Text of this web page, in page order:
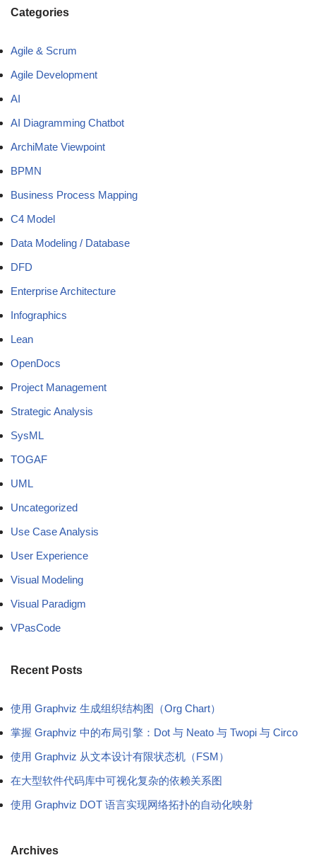
Categories
Agile & Scrum
Agile Development
AI
AI Diagramming Chatbot
ArchiMate Viewpoint
BPMN
Business Process Mapping
C4 Model
Data Modeling / Database
DFD
Enterprise Architecture
Infographics
Lean
OpenDocs
Project Management
Strategic Analysis
SysML
TOGAF
UML
Uncategorized
Use Case Analysis
User Experience
Visual Modeling
Visual Paradigm
VPasCode
Recent Posts
使用 Graphviz 生成组织结构图（Org Chart）
掌握 Graphviz 中的布局引擎：Dot 与 Neato 与 Twopi 与 Circo
使用 Graphviz 从文本设计有限状态机（FSM）
在大型软件代码库中可视化复杂的依赖关系图
使用 Graphviz DOT 语言实现网络拓扑的自动化映射
Archives